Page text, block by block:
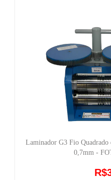
Laminador G3 Fio Quadrado
0,7mm -